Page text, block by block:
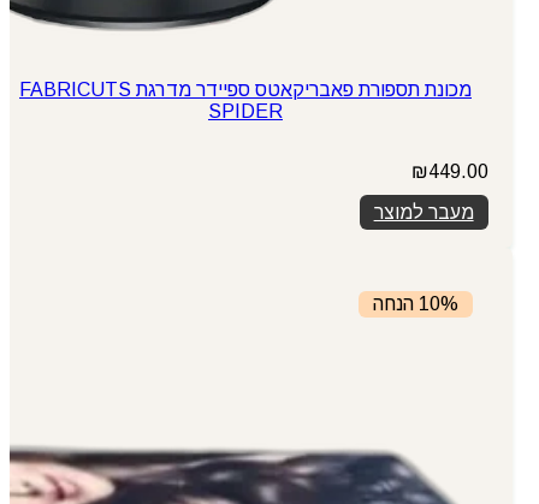
מכונת תספורת פאבריקאטס ספיידר מדרגת FABRICUTS
SPIDER
₪449.00
מעבר למוצר
10% הנחה